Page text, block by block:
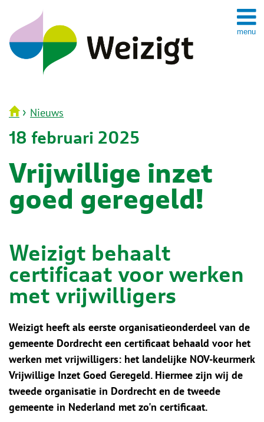
naar
inhoud
› Nieuws
18 februari 2025
Vrijwillige inzet
goed geregeld!
Weizigt behaalt
certificaat voor werken
met vrijwilligers
Weizigt heeft als eerste organisatieonderdeel van de
gemeente Dordrecht een certificaat behaald voor het
werken met vrijwilligers: het landelijke NOV-keurmerk
Vrijwillige Inzet Goed Geregeld. Hiermee zijn wij de
tweede organisatie in Dordrecht en de tweede
gemeente in Nederland met zo'n certificaat.